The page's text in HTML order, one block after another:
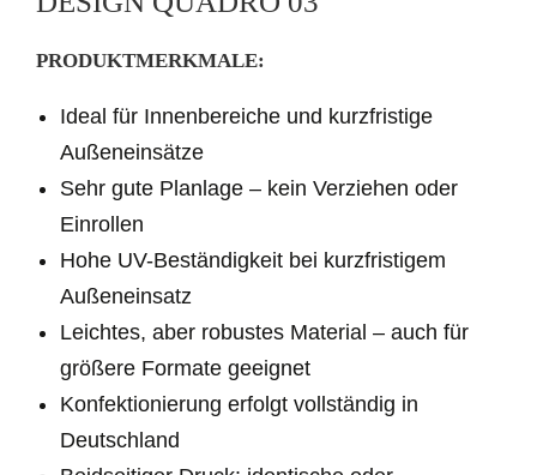
PRODUKTMERKMALE:
Ideal für Innenbereiche und kurzfristige
Außeneinsätze
Sehr gute Planlage – kein Verziehen oder
Einrollen
Hohe UV-Beständigkeit bei kurzfristigem
Außeneinsatz
Leichtes, aber robustes Material – auch für
größere Formate geeignet
Konfektionierung erfolgt vollständig in
Deutschland